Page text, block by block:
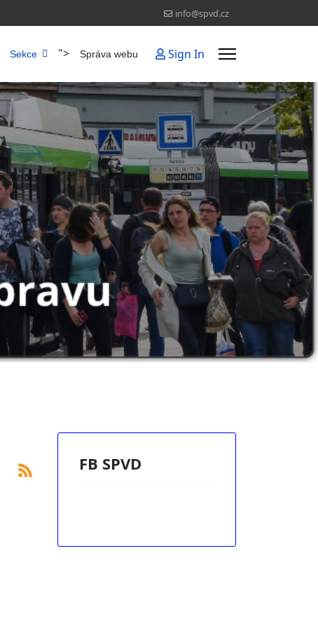
info@spvd.cz
Sekce "> Správa webu Sign In
FB SPVD